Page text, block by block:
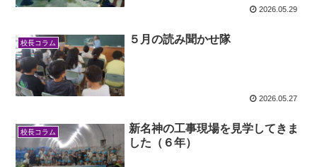
2026.05.29
校長コラム ５月の読み聞かせ隊
2026.05.27
校長コラム
新名神の工事現場を見学してきま
した（６年）